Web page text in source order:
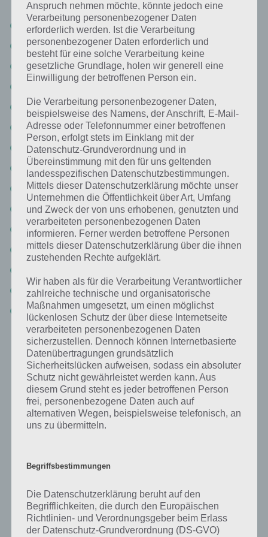
Critter Escape
ORC: Vengeance
Endless Road
Pony Trails
Sky Hero
Commando Jack
Spice Bandits
Storm The Train
Zooniverse
Super Knights
Word Derby
Madcoaster
Air Vacation
The Last Driver
Auf WhatsApp teilen Teilen auf Facebook
Tweet auf Twitter
Anspruch nehmen möchte, könnte jedoch eine
Verarbeitung personenbezogener Daten
erforderlich werden. Ist die Verarbeitung
personenbezogener Daten erforderlich und
besteht für eine solche Verarbeitung keine
gesetzliche Grundlage, holen wir generell eine
Einwilligung der betroffenen Person ein.
Die Verarbeitung personenbezogener Daten,
beispielsweise des Namens, der Anschrift, E-Mail-
Adresse oder Telefonnummer einer betroffenen
Person, erfolgt stets im Einklang mit der
Datenschutz-Grundverordnung und in
Übereinstimmung mit den für uns geltenden
landesspezifischen Datenschutzbestimmungen.
Mittels dieser Datenschutzerklärung möchte unser
Unternehmen die Öffentlichkeit über Art, Umfang
und Zweck der von uns erhobenen, genutzten und
verarbeiteten personenbezogenen Daten
informieren. Ferner werden betroffene Personen
mittels dieser Datenschutzerklärung über die ihnen
zustehenden Rechte aufgeklärt.
Wir haben als für die Verarbeitung Verantwortlicher
zahlreiche technische und organisatorische
Maßnahmen umgesetzt, um einen möglichst
lückenlosen Schutz der über diese Internetseite
verarbeiteten personenbezogenen Daten
sicherzustellen. Dennoch können Internetbasierte
Datenübertragungen grundsätzlich
Sicherheitslücken aufweisen, sodass ein absoluter
Schutz nicht gewährleistet werden kann. Aus
diesem Grund steht es jeder betroffenen Person
frei, personenbezogene Daten auch auf
alternativen Wegen, beispielsweise telefonisch, an
uns zu übermitteln.
Begriffsbestimmungen
Die Datenschutzerklärung beruht auf den
Begrifflichkeiten, die durch den Europäischen
Richtlinien- und Verordnungsgeber beim Erlass
der Datenschutz-Grundverordnung (DS-GVO)